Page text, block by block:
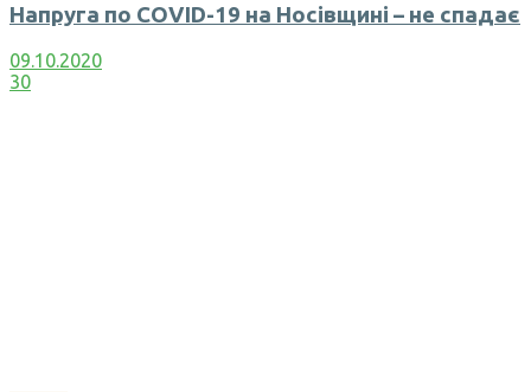
Напруга по COVID-19 на Носівщині – не спадає
09.10.2020
30